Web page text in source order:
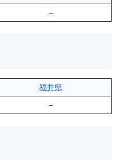
–
福井県
–